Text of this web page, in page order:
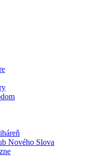
Nového Slova